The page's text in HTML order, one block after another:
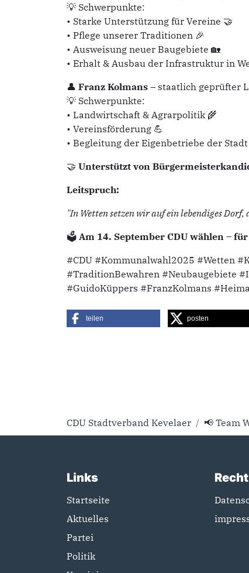
💡 Schwerpunkte:
• Starke Unterstützung für Vereine 🤝
• Pflege unserer Traditionen 🎉
• Ausweisung neuer Baugebiete 🏡
• Erhalt & Ausbau der Infrastruktur in
👤 Franz Kolmans – staatlich geprüfter
💡 Schwerpunkte:
• Landwirtschaft & Agrarpolitik 🌾
• Vereinsförderung 💪
• Begleitung der Eigenbetriebe der
🤝 Unterstützt von
Leitspruch:
"In Wetten setzen wir auf ein lebendiges
🗳 Am 14. September CDU wählen –
#CDU #Kommunalwahl2025 #Wetten
#TraditionBewahren #Neubaugebiete
#GuidoKüppers #FranzKolmans
teilen posten
CDU Stadtverband Kevelaer 📢 Team
Links
Startseite
Aktuelles
Partei
Politik